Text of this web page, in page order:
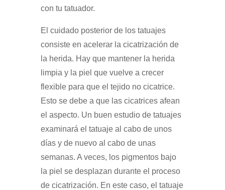
con tu tatuador.
El cuidado posterior de los tatuajes
consiste en acelerar la cicatrización de
la herida. Hay que mantener la herida
limpia y la piel que vuelve a crecer
flexible para que el tejido no cicatrice.
Esto se debe a que las cicatrices afean
el aspecto. Un buen estudio de tatuajes
examinará el tatuaje al cabo de unos
días y de nuevo al cabo de unas
semanas. A veces, los pigmentos bajo
la piel se desplazan durante el proceso
de cicatrización. En este caso, el tatuaje